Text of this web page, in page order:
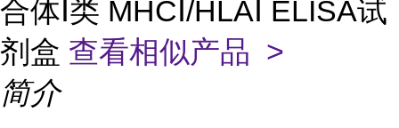
合体Ⅰ类 MHCⅠ/HLAⅠ ELISA试
剂盒 查看相似产品 >
简介